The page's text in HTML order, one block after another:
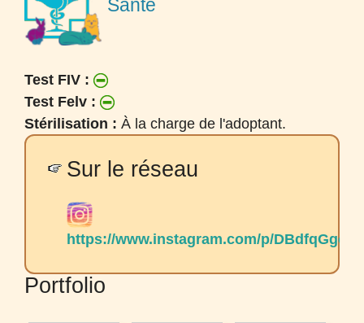
Santé
Test FIV :
Test Felv :
Stérilisation : À la charge de l'adoptant.
Sur le réseau
https://www.instagram.com/p/
Portfolio